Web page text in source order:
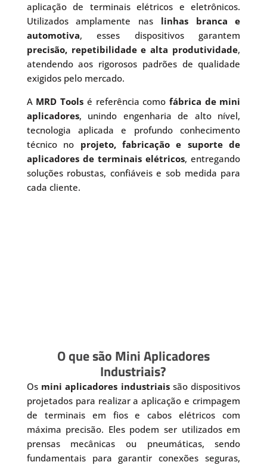
aplicação de terminais elétricos e eletrônicos.
Utilizados amplamente nas linhas branca e
automotiva, esses dispositivos garantem
precisão, repetibilidade e alta produtividade,
atendendo aos rigorosos padrões de qualidade
exigidos pelo mercado.
A MRD Tools é referência como fábrica de mini
aplicadores, unindo engenharia de alto nível,
tecnologia aplicada e profundo conhecimento
técnico no projeto, fabricação e suporte de
aplicadores de terminais elétricos, entregando
soluções robustas, confiáveis e sob medida para
cada cliente.
O que são Mini Aplicadores
Industriais?
Os mini aplicadores industriaissão dispositivos
projetados para realizar a aplicação e crimpagem
de terminais em fios e cabos elétricos com
máxima precisão. Eles podem ser utilizados em
prensas mecânicas ou pneumáticas, sendo
fundamentais para garantir conexões seguras,